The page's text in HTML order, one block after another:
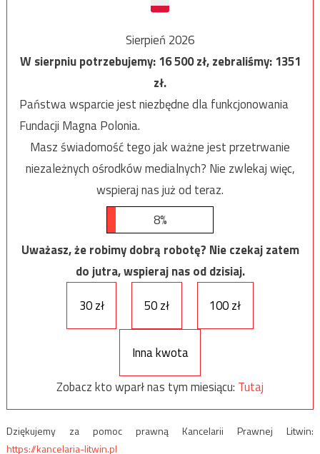
Sierpień 2026
W sierpniu potrzebujemy:16 500zł, zebraliśmy:1351
zł.
Państwa wsparcie jest niezbędne dla funkcjonowania
Fundacji Magna Polonia.
Masz świadomość tego jak ważne jest przetrwanie
niezależnych ośrodków medialnych? Nie zwlekaj więc,
wspieraj nas już od teraz.
8%
Uważasz, że robimy dobrą robotę? Nie czekaj zatem
do jutra, wspieraj nas od dzisiaj.
30 zł
50 zł 100 zł
Inna kwota
Zobacz kto wparł nas tym miesiącu: Tutaj
Dziękujemy za pomoc prawną Kancelarii Prawnej Litwin:
https://kancelaria-litwin.pl